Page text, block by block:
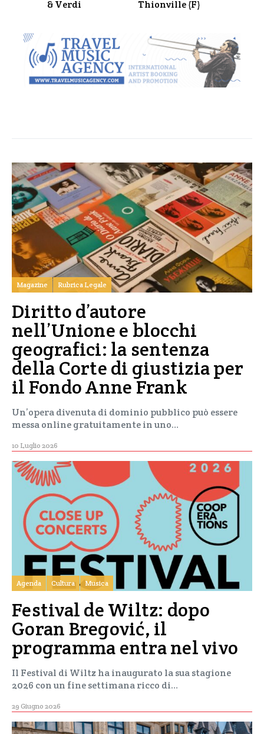
& Verdi Thionville (F)
Magazine Rubrica Legale
Diritto d’autore
nell’Unione e blocchi
geografici: la sentenza
della Corte di giustizia per
il Fondo Anne Frank
Un’opera divenuta di dominio pubblico può essere
messa online gratuitamente in uno…
10 Luglio 2026
Agenda Cultura Musica
Festival de Wiltz: dopo
Goran Bregović, il
programma entra nel vivo
Il Festival di Wiltz ha inaugurato la sua stagione
2026 con un fine settimana ricco di…
29 Giugno 2026